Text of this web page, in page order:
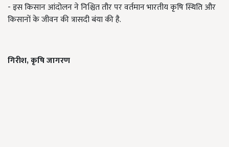
- इस किसान आंदोलन ने निश्चित तौर पर वर्तमान भारतीय कृषि स्थिति और
किसानों के जीवन की त्रासदी बंया की है.
गिरीश,कृषि जागरण